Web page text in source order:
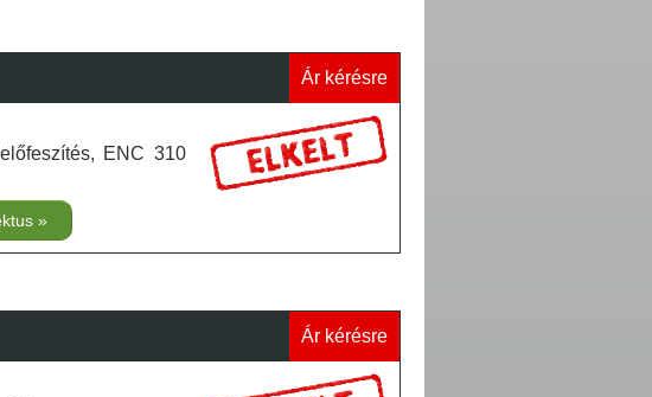
Ár kérésre
ENC 310
Ár kérésre